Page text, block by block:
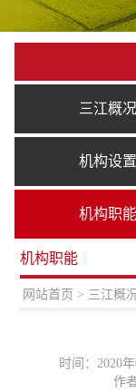
三江概况
机构设置
机构职能
机构职能
网站首页 > 三江概
时间：2020
作